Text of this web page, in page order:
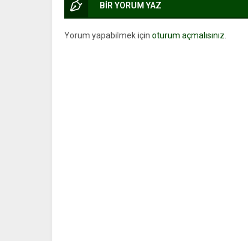
BİR YORUM YAZ
Yorum yapabilmek için oturum açmalısınız.